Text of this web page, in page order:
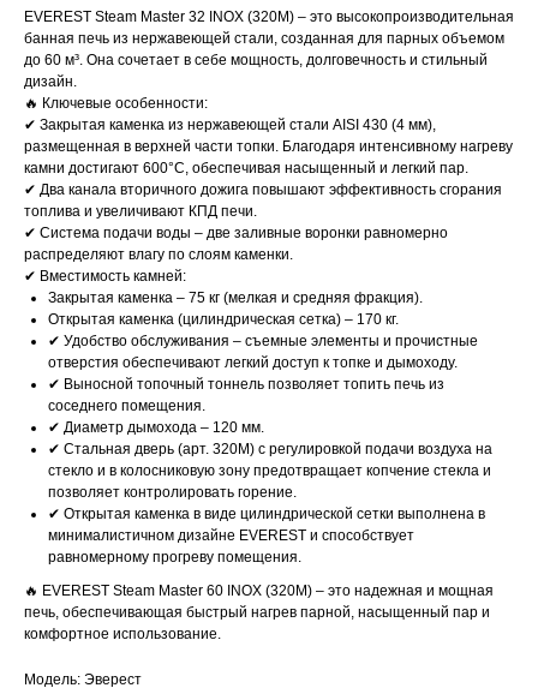
EVEREST Steam Master 32 INOX (320М) – это высокопроизводительная
банная печь из нержавеющей стали, созданная для парных объемом
до 60 м³. Она сочетает в себе мощность, долговечность и стильный
дизайн.
🔥 Ключевые особенности:
✔ Закрытая каменка из нержавеющей стали AISI 430 (4 мм),
размещенная в верхней части топки. Благодаря интенсивному нагреву
камни достигают 600°C, обеспечивая насыщенный и легкий пар.
✔ Два канала вторичного дожига повышают эффективность сгорания
топлива и увеличивают КПД печи.
✔ Система подачи воды – две заливные воронки равномерно
распределяют влагу по слоям каменки.
✔ Вместимость камней:
Закрытая каменка – 75 кг (мелкая и средняя фракция).
Открытая каменка (цилиндрическая сетка) – 170 кг.
✔ Удобство обслуживания – съемные элементы и прочистные
отверстия обеспечивают легкий доступ к топке и дымоходу.
✔ Выносной топочный тоннель позволяет топить печь из
соседнего помещения.
✔ Диаметр дымохода – 120 мм.
✔ Стальная дверь (арт. 320М) с регулировкой подачи воздуха на
стекло и в колосниковую зону предотвращает копчение стекла и
позволяет контролировать горение.
✔ Открытая каменка в виде цилиндрической сетки выполнена в
минималистичном дизайне EVEREST и способствует
равномерному прогреву помещения.
🔥 EVEREST Steam Master 60 INOX (320М) – это надежная и мощная
печь, обеспечивающая быстрый нагрев парной, насыщенный пар и
комфортное использование.
Модель: Эверест